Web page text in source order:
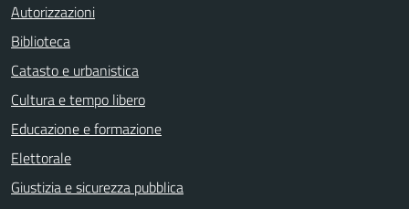
Autorizzazioni
Biblioteca
Catasto e urbanistica
Cultura e tempo libero
Educazione e formazione
Elettorale
Giustizia e sicurezza pubblica